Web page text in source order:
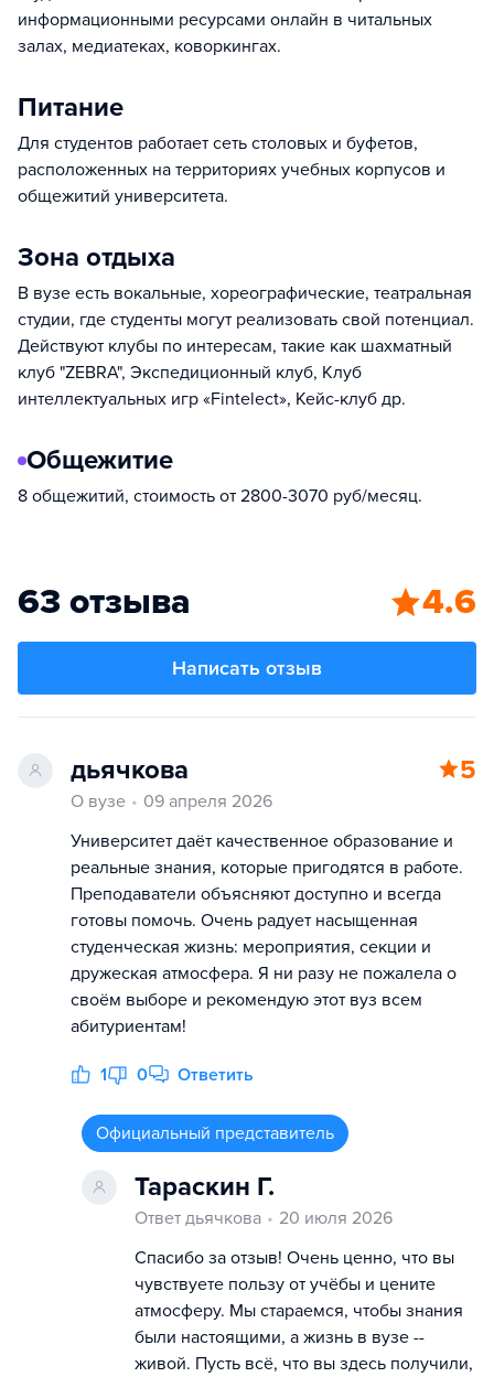
информационными ресурсами онлайн в читальных
залах, медиатеках, коворкингах.
Питание
Для студентов работает сеть столовых и буфетов,
расположенных на территориях учебных корпусов и
общежитий университета.
Зона отдыха
В вузе есть вокальные, хореографические, театральная
студии, где студенты могут реализовать свой потенциал.
Действуют клубы по интересам, такие как шахматный
клуб "ZEBRA", Экспедиционный клуб, Клуб
интеллектуальных игр «Fintelect», Кейс-клуб др.
Общежитие
8 общежитий, стоимость от 2800-3070 руб/месяц.
63 отзыва 4.6
Написать отзыв
дьячкова 5
О вузе
09 апреля 2026
Университет даёт качественное образование и
реальные знания, которые пригодятся в работе.
Преподаватели объясняют доступно и всегда
готовы помочь. Очень радует насыщенная
студенческая жизнь: мероприятия, секции и
дружеская атмосфера. Я ни разу не пожалела о
своём выборе и рекомендую этот вуз всем
абитуриентам!
1 0 Ответить
Официальный представитель
Тараскин Г.
Ответ дьячкова
20 июля 2026
Спасибо за отзыв! Очень ценно, что вы
чувствуете пользу от учёбы и цените
атмосферу. Мы стараемся, чтобы знания
были настоящими, а жизнь в вузе --
живой. Пусть всё, что вы здесь получили,